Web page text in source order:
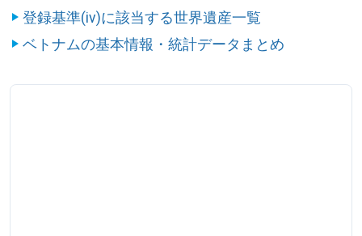
登録基準(iv)に該当する世界遺産一覧
ベトナムの基本情報・統計データまとめ